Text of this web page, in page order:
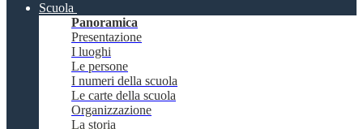
Scuola
Panoramica
Presentazione
I luoghi
Le persone
I numeri della scuola
Le carte della scuola
Organizzazione
La storia